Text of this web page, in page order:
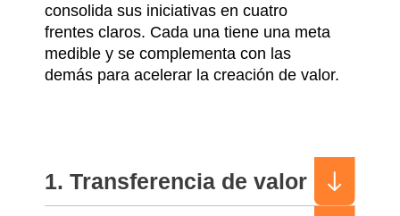
consolida sus iniciativas en cuatro
frentes claros. Cada una tiene una meta
medible y se complementa con las
demás para acelerar la creación de valor.
1. Transferencia de valor